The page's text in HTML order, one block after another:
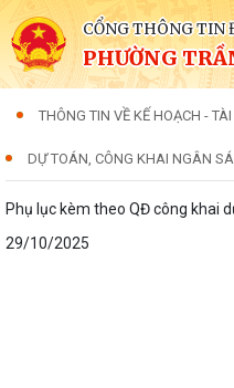
CỔNG THÔNG TIN
PHƯỜNG
THÔNG TIN VỀ KẾ HOẠCH -
DỰ TOÁN, CÔNG KHAI NGÂN
Phụ lục kèm theo QĐ công khai
29/10/2025